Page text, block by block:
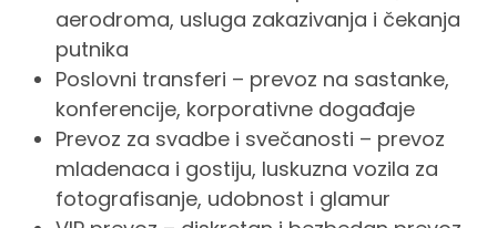
aerodroma, usluga zakazivanja i čekanja
putnika
Poslovni transferi – prevoz na sastanke,
konferencije, korporativne događaje
Prevoz za svadbe i svečanosti – prevoz
mladenaca i gostiju, luskuzna vozila za
fotografisanje, udobnost i glamur